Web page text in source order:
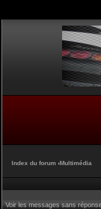
Index du forum ‹Multimédia
Voir les messages sans